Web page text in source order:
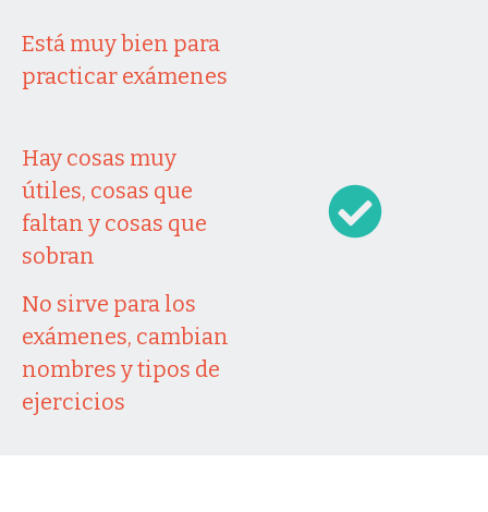
Está muy bien para
practicar exámenes
Hay cosas muy
útiles, cosas que
faltan y cosas que
sobran
No sirve para los
exámenes, cambian
nombres y tipos de
ejercicios